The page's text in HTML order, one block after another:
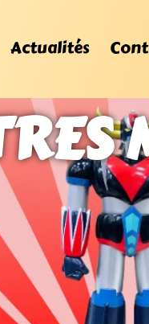
Actualités